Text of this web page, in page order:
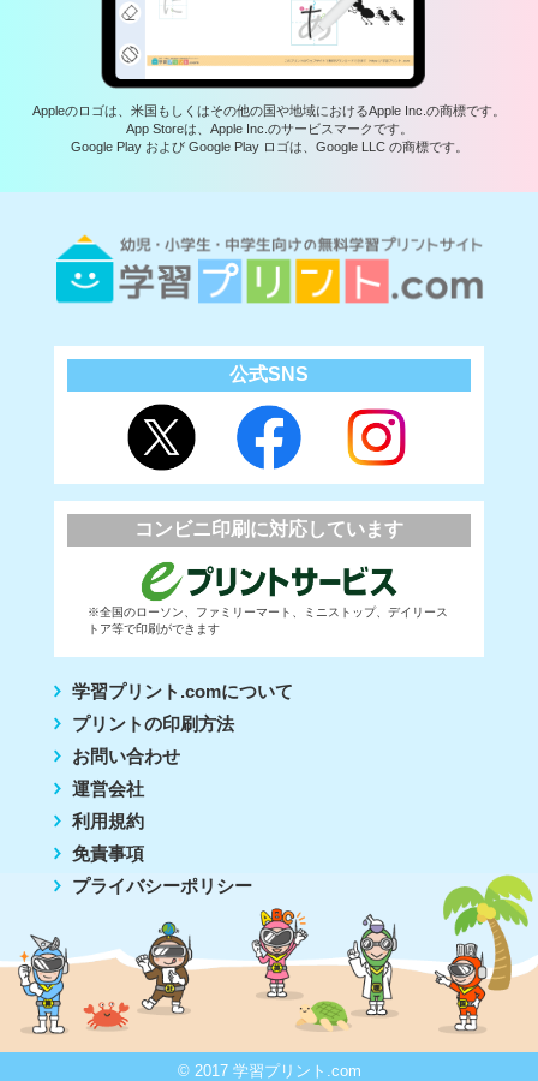
Appleのロゴは、米国もしくはその他の国や地域におけるApple Inc.の商標です。
App Storeは、Apple Inc.のサービスマークです。
Google Play および Google Play ロゴは、Google LLC の商標です。
公式SNS
コンビニ印刷に対応しています
※全国のローソン、ファミリーマート、ミニストップ、デイリース
トア等で印刷ができます
学習プリント.comについて
プリントの印刷方法
お問い合わせ
運営会社
利用規約
免責事項
プライバシーポリシー
© 2017 学習プリント.com